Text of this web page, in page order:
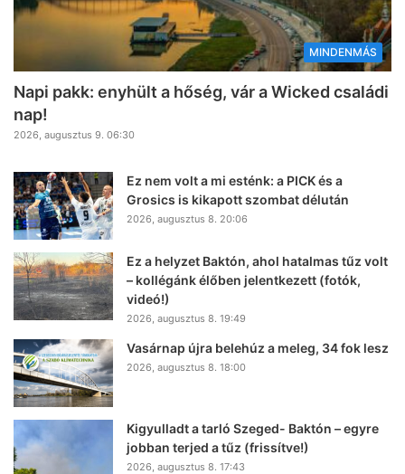
MINDENMÁS
Napi pakk: enyhült a hőség, vár a Wicked családi
nap!
2026, augusztus 9. 06:30
Ez nem volt a mi esténk: a PICK és a
Grosics is kikapott szombat délután
2026, augusztus 8. 20:06
Ez a helyzet Baktón, ahol hatalmas tűz volt
– kollégánk élőben jelentkezett (fotók,
videó!)
2026, augusztus 8. 19:49
Vasárnap újra belehúz a meleg, 34 fok lesz
2026, augusztus 8. 18:00
Kigyulladt a tarló Szeged- Baktón – egyre
jobban terjed a tűz (frissítve!)
2026, augusztus 8. 17:43